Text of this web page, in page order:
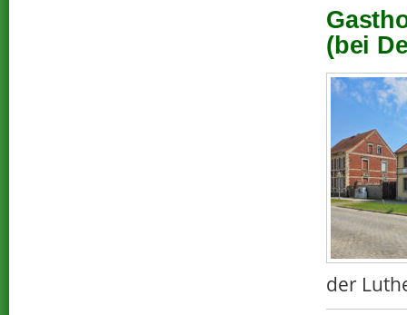
(bei
der